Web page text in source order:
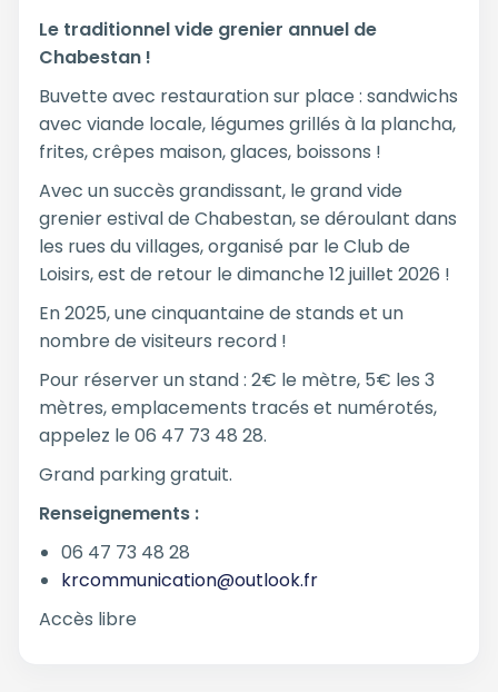
Le traditionnel vide grenier annuel de
Chabestan !
Buvette avec restauration sur place : sandwichs
avec viande locale, légumes grillés à la plancha,
frites, crêpes maison, glaces, boissons !
Avec un succès grandissant, le grand vide
grenier estival de Chabestan, se déroulant dans
les rues du villages, organisé par le Club de
Loisirs, est de retour le dimanche 12 juillet 2026 !
En 2025, une cinquantaine de stands et un
nombre de visiteurs record !
Pour réserver un stand : 2€ le mètre, 5€ les 3
mètres, emplacements tracés et numérotés,
appelez le 06 47 73 48 28.
Grand parking gratuit.
Renseignements :
06 47 73 48 28
krcommunication@outlook.fr
Accès libre